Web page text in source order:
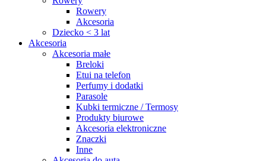
Rowery
Akcesoria
Dziecko < 3 lat
Akcesoria
Akcesoria małe
Breloki
Etui na telefon
Perfumy i dodatki
Parasole
Kubki termiczne / Termosy
Produkty biurowe
Akcesoria elektroniczne
Znaczki
Inne